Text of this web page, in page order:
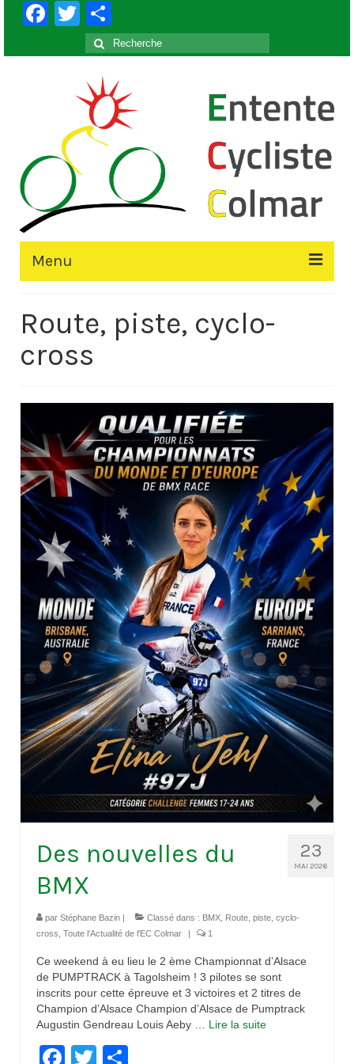
Facebook
Twitter
Rechercher
:
Menu
Le Club
Contacts
Histoire
1950 à 1969
1970 à 1979
1980 à 1987
1988 à 1996
1997 à 2007
2008 à Aujourd’hui
Licence F.F.C.
Galerie Photos
Nos manifestations
Nos organisations de la saison
Classements
Route
VTT
BMX
Piste
Cyclo-Cross
Actualités
Préparation
Plan d’entraînement 2026
Préparation Physique
Route, piste, cyclo-
cross
23
MAI 2026
Des nouvelles du
BMX
par Stéphane Bazin | Classé dans : BMX Route, piste, cyclo-
cross Toute l'Actualité de l'EC Colmar | 1
Ce weekend à eu lieu le 2 ème Championnat d’Alsace
de PUMPTRACK à Tagolsheim ! 3 pilotes se sont
inscrits pour cette épreuve et 3 victoires et 2 titres de
Champion d’Alsace Champion d’Alsace de Pumptrack
Augustin Gendreau Louis Aeby … Lire la suite­­
Facebook
Twitter